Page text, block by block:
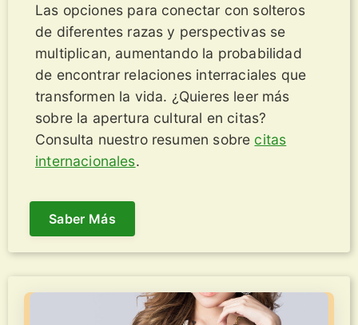
Las opciones para conectar con solteros
de diferentes razas y perspectivas se
multiplican, aumentando la probabilidad
de encontrar relaciones interraciales que
transformen la vida. ¿Quieres leer más
sobre la apertura cultural en citas?
Consulta nuestro resumen sobre citas
internacionales.
Saber Más